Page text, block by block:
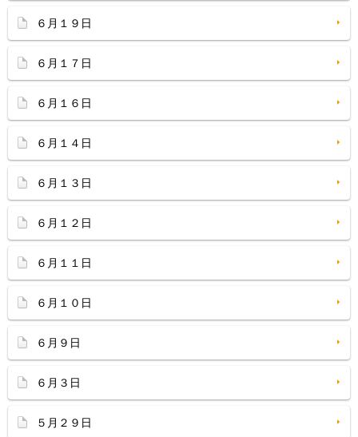
６月１９日
６月１７日
６月１６日
６月１４日
６月１３日
６月１２日
６月１１日
６月１０日
６月９日
６月３日
５月２９日